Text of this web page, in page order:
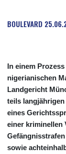
BOULEVARD
In einem
nigerianischen
Landgericht
teils
eines
einer kriminellen
sowie